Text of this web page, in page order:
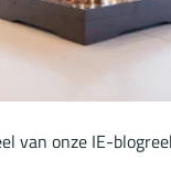
van onze IE-